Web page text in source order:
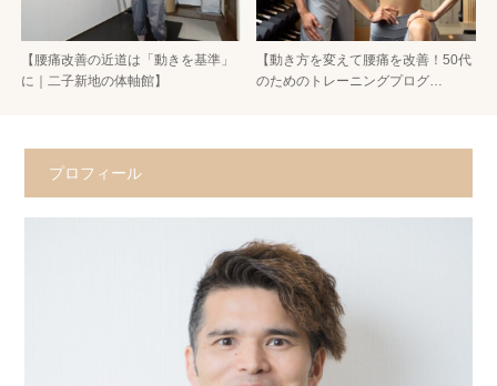
【腰痛改善の近道は「動きを基準」
に｜二子新地の体軸館】
【動き方を変えて腰痛を改善！50代
のためのトレーニングプログ…
プロフィール